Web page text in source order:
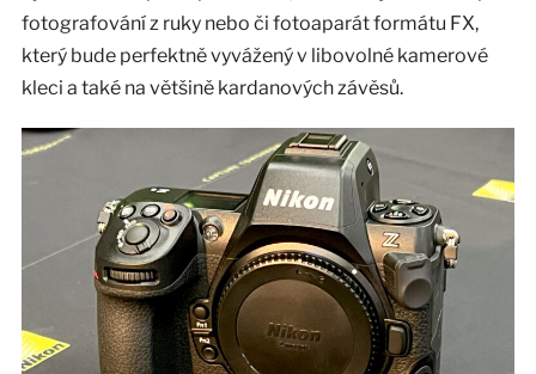
fotografování z ruky nebo či fotoaparát formátu FX,
který bude perfektně vyvážený v libovolné kamerové
kleci a také na většině kardanových závěsů.